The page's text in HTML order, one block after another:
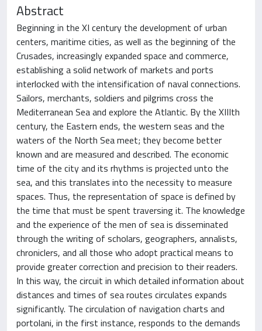
Abstract
Beginning in the XI century the development of urban
centers, maritime cities, as well as the beginning of the
Crusades, increasingly expanded space and commerce,
establishing a solid network of markets and ports
interlocked with the intensification of naval connections.
Sailors, merchants, soldiers and pilgrims cross the
Mediterranean Sea and explore the Atlantic. By the XIIIth
century, the Eastern ends, the western seas and the
waters of the North Sea meet; they become better
known and are measured and described. The economic
time of the city and its rhythms is projected unto the
sea, and this translates into the necessity to measure
spaces. Thus, the representation of space is defined by
the time that must be spent traversing it. The knowledge
and the experience of the men of sea is disseminated
through the writing of scholars, geographers, annalists,
chroniclers, and all those who adopt practical means to
provide greater correction and precision to their readers.
In this way, the circuit in which detailed information about
distances and times of sea routes circulates expands
significantly. The circulation of navigation charts and
portolani, in the first instance, responds to the demands